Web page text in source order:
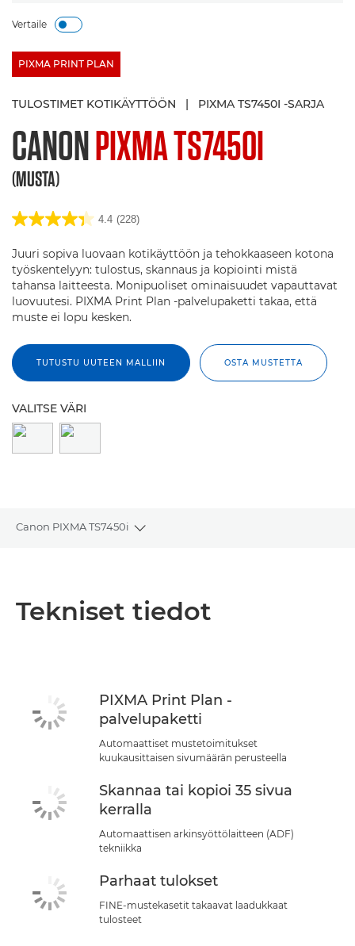
Vertaile
PIXMA PRINT PLAN
TULOSTIMET KOTIKÄYTTÖÖN | PIXMA TS7450I -SARJA
CANONPIXMA TS7450I
(MUSTA)
4.4 (228)
Juuri sopiva luovaan kotikäyttöön ja tehokkaaseen kotona
työskentelyyn: tulostus, skannaus ja kopiointi mistä
tahansa laitteesta. Monipuoliset ominaisuudet vapauttavat
luovuutesi. PIXMA Print Plan -palvelupaketti takaa, että
muste ei lopu kesken.
TUTUSTU UUTEEN MALLIIN OSTA MUSTETTA
VALITSE VÄRI
Canon PIXMA TS7450i
Toggle breadcrumbs
Tekniset tiedot
OSTA MUSTETTA
Tekniset tiedot
PIXMA Print Plan -
palvelupaketti
Automaattiset mustetoimitukset
kuukausittaisen sivumäärän perusteella
Skannaa tai kopioi 35 sivua
kerralla
Automaattisen arkinsyöttölaitteen (ADF)
tekniikka
Parhaat tulokset
FINE-mustekasetit takaavat laadukkaat
tulosteet